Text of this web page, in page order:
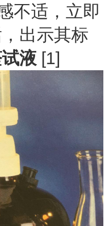
不适，立即
出示其标
液[1]